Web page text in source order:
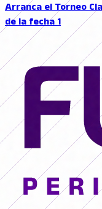
Arranca el Torneo
de la fecha 1